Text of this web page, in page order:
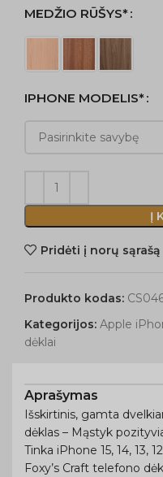
MEDŽIO RŪŠYS*
IPHONE MODELIS*
Į
Pridėti į norų sąrašą
Produkto kodas:
Kategorijos: Apple
dėklai
Aprašymas
Išskirtinis, gamta
dėklas – Mąstyk
Tinka iPhone 15, 14, 13,
Foxy’s Craft telefono